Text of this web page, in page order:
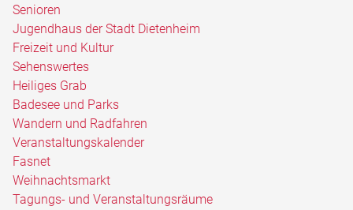
Senioren
Jugendhaus der Stadt Dietenheim
Freizeit und Kultur
Sehenswertes
Heiliges Grab
Badesee und Parks
Wandern und Radfahren
Veranstaltungskalender
Fasnet
Weihnachtsmarkt
Tagungs- und Veranstaltungsräume